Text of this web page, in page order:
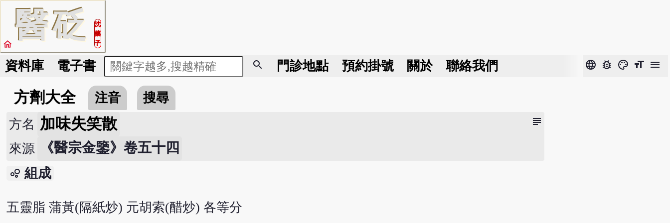
醫砭
沈
藥
子
home
資料庫 電子書 search 門診地點 預約掛號 關於 聯絡我們 language bug_report color_lens format_size menu
方劑大全 注音 搜尋
subject
方名 加味失笑散
來源 《醫宗金鑒》卷五十四
bubble_chart 組成
五靈脂 蒲黃(隔紙炒) 元胡索(醋炒) 各等分